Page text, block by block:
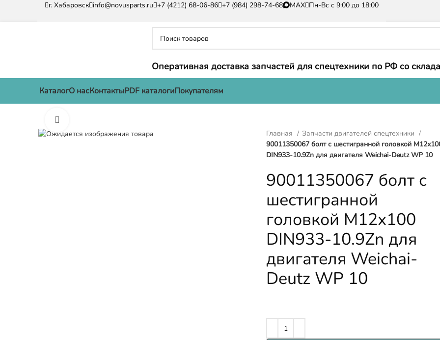
г. Хабаровск info@novusparts.ru +7 (4212) 68-06-86 +7 (984) 298-74-68 MAX Пн-Вс с 9:00 до 18:00
Оперативная доставка запчастей для спецтехники по РФ со
КаталогО насКонтактыPDF каталогиПокупателям
Главная
Запчасти двигателей спецтехники
90011350067 болт с шестигранной головкой
DIN933-10.9Zn для двигателя Weichai-Deutz WP 10
90011350067 болт с
шестигранной
головкой М12х100
DIN933-10.9Zn для
двигателя Weichai-
Deutz WP 10